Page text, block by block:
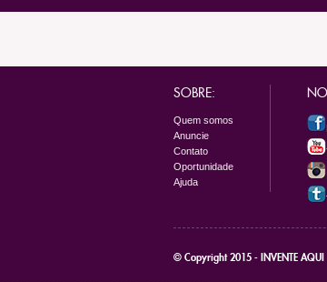
SOBRE:
Quem somos
Anuncie
Contato
Oportunidade
Ajuda
© Copyright 2015 - INVENTE